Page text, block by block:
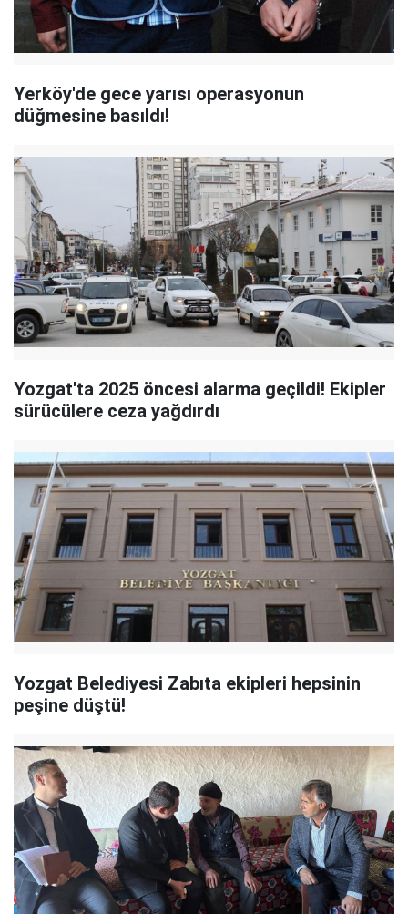
Yerköy'de gece yarısı operasyonun
düğmesine basıldı!
Yozgat'ta 2025 öncesi alarma geçildi! Ekipler
sürücülere ceza yağdırdı
Yozgat Belediyesi Zabıta ekipleri hepsinin
peşine düştü!